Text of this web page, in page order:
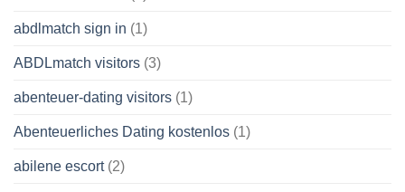
abdlmatch sign in (1)
ABDLmatch visitors (3)
abenteuer-dating visitors (1)
Abenteuerliches Dating kostenlos (1)
abilene escort(2)